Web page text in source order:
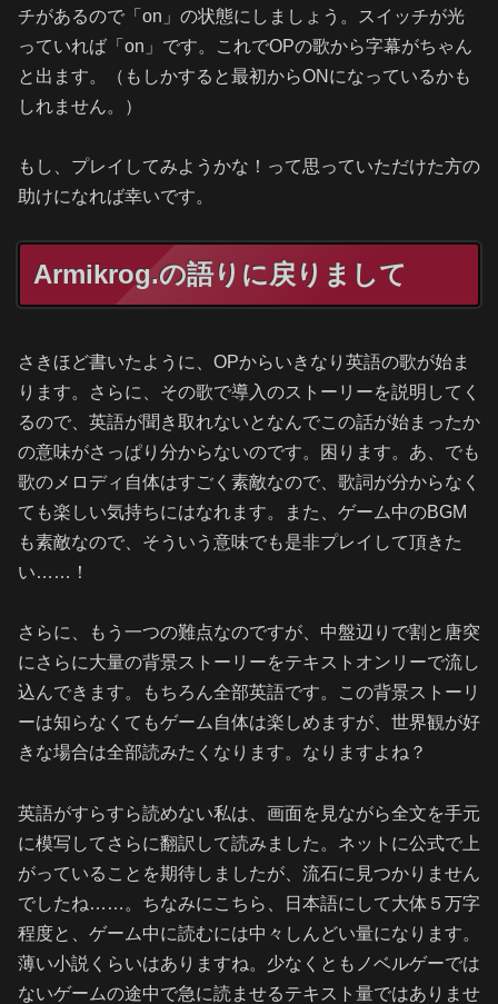
チがあるので「on」の状態にしましょう。スイッチが光
っていれば「on」です。これでOPの歌から字幕がちゃん
と出ます。（もしかすると最初からONになっているかも
しれません。）
もし、プレイしてみようかな！って思っていただけた方の
助けになれば幸いです。
Armikrog.の語りに戻りまして
さきほど書いたように、OPからいきなり英語の歌が始ま
ります。さらに、その歌で導入のストーリーを説明してく
るので、英語が聞き取れないとなんでこの話が始まったか
の意味がさっぱり分からないのです。困ります。あ、でも
歌のメロディ自体はすごく素敵なので、歌詞が分からなく
ても楽しい気持ちにはなれます。また、ゲーム中のBGM
も素敵なので、そういう意味でも是非プレイして頂きた
い……！
さらに、もう一つの難点なのですが、中盤辺りで割と唐突
にさらに大量の背景ストーリーをテキストオンリーで流し
込んできます。もちろん全部英語です。この背景ストーリ
ーは知らなくてもゲーム自体は楽しめますが、世界観が好
きな場合は全部読みたくなります。なりますよね？
英語がすらすら読めない私は、画面を見ながら全文を手元
に模写してさらに翻訳して読みました。ネットに公式で上
がっていることを期待しましたが、流石に見つかりません
でしたね……。ちなみにこちら、日本語にして大体５万字
程度と、ゲーム中に読むには中々しんどい量になります。
薄い小説くらいはありますね。少なくともノベルゲーでは
ないゲームの途中で急に読ませるテキスト量ではありませ